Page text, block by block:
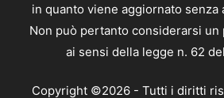
in quanto viene aggiornato senza
Non può pertanto considerarsi
ai sensi della legge n. 62
Copyright ©2026 - Tutti i diritti